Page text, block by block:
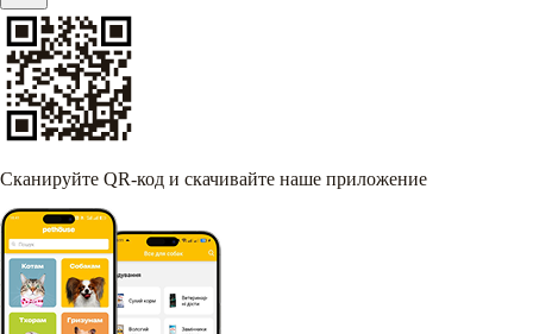
Сканируйте QR-код и скачивайте наше приложение